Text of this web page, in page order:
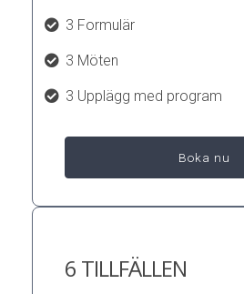
3 Formulär
3 Möten
3 Upplägg med program
Boka nu
6 TILLFÄLLEN